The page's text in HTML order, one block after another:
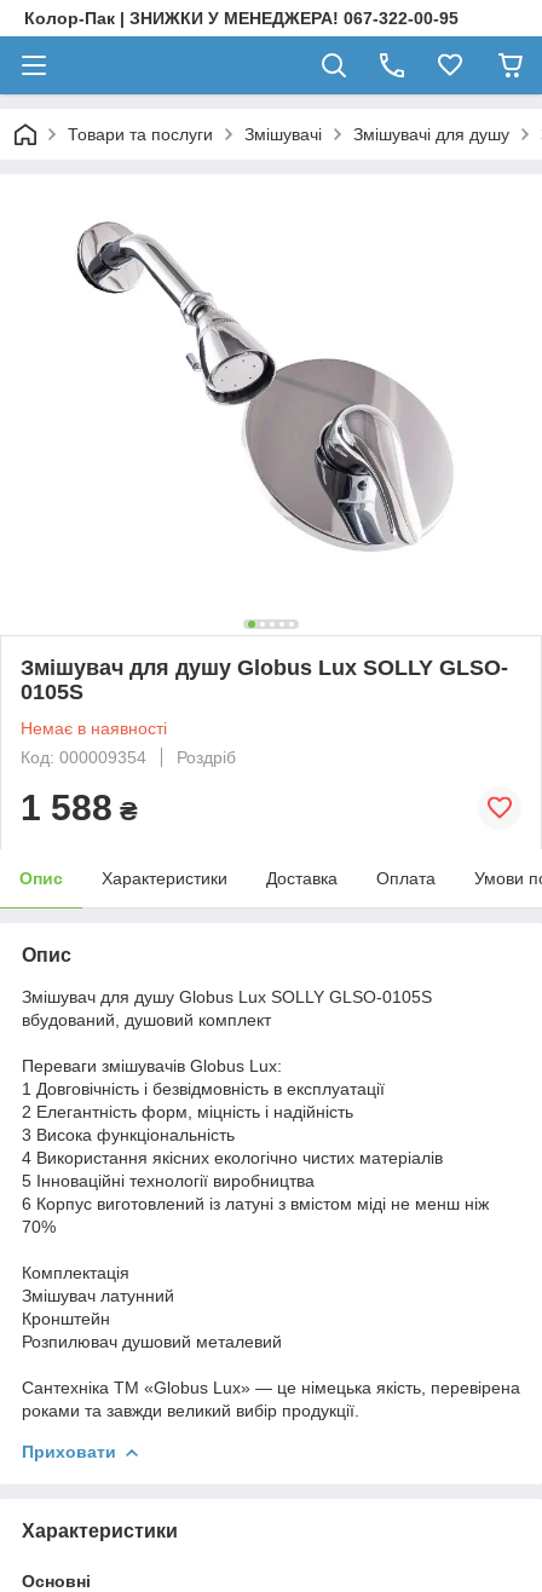
Колор-Пак | ЗНИЖКИ У МЕНЕДЖЕРА! 067-322-00-95
Товари та послуги Змішувачі Змішувачі для душу
Змішувач для душу Globus Lux SOLLY GLSO-
0105S
Немає в наявності
Код: 000009354
Роздріб
1 588 ₴
Опис Характеристики Доставка Оплата Умови
Опис
Змішувач для душу Globus Lux SOLLY GLSO-0105S
вбудований, душовий комплект
Переваги змішувачів Globus Lux:
1 Довговічність і безвідмовність в експлуатації
2 Елегантність форм, міцність і надійність
3 Висока функціональність
4 Використання якісних екологічно чистих матеріалів
5 Інноваційні технології виробництва
6 Корпус виготовлений із латуні з вмістом міді не менш ніж
70%
Комплектація
Змішувач латунний
Кронштейн
Розпилювач душовий металевий
Сантехніка ТМ «Globus Lux» — це німецька якість, перевірена
роками та завжди великий вибір продукції.
Приховати
Характеристики
Основні